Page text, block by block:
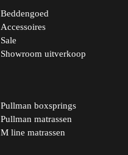
Beddengoed
Accessoires
Sale
Showroom uitverkoop
Pullman boxsprings
Pullman matrassen
M line matrassen